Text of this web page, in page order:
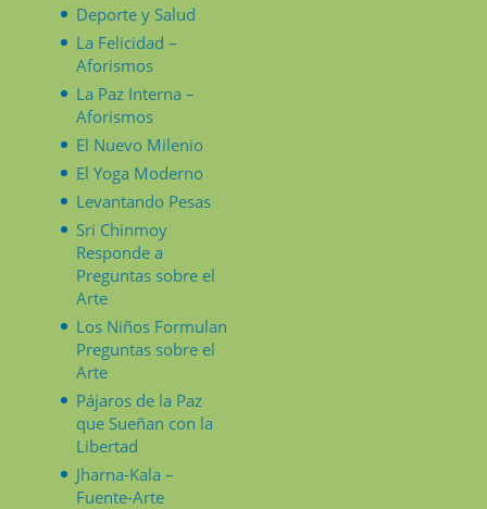
Deporte y Salud
La Felicidad –
Aforismos
La Paz Interna –
Aforismos
El Nuevo Milenio
El Yoga Moderno
Levantando Pesas
Sri Chinmoy
Responde a
Preguntas sobre el
Arte
Los Niños Formulan
Preguntas sobre el
Arte
Pájaros de la Paz
que Sueñan con la
Libertad
Jharna-Kala –
Fuente-Arte